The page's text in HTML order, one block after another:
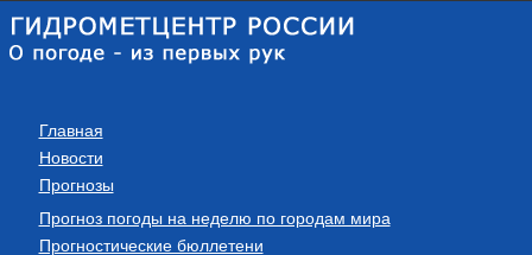
Главная
Новости
Прогнозы
Прогноз погоды на неделю по городам мира
Прогностические бюллетени